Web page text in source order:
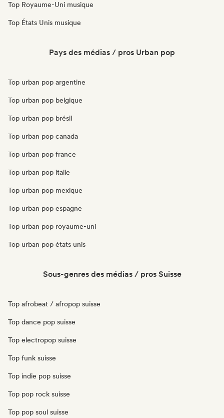
Top Royaume-Uni musique
Top États Unis musique
Pays des médias / pros Urban pop
Top urban pop argentine
Top urban pop belgique
Top urban pop brésil
Top urban pop canada
Top urban pop france
Top urban pop italie
Top urban pop mexique
Top urban pop espagne
Top urban pop royaume-uni
Top urban pop états unis
Sous-genres des médias / pros Suisse
Top afrobeat / afropop suisse
Top dance pop suisse
Top electropop suisse
Top funk suisse
Top indie pop suisse
Top pop rock suisse
Top pop soul suisse